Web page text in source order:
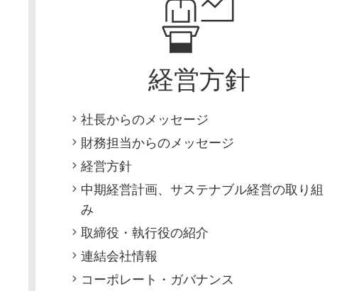
経営方針
社長からのメッセージ
財務担当からのメッセージ
経営方針
中期経営計画、サステナブル経営の取り組
み
取締役・執行役の紹介
連結会社情報
コーポレート・ガバナンス